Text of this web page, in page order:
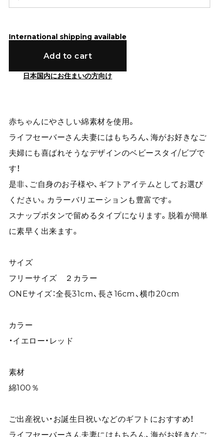
International shipping available
Add to cart
日本国内にお住まいの方向け
赤ちゃんにやさしい綿素材を使用。
ライフセーバーさん夫妻にはもちろん、海がお好きなご
夫婦にも喜ばれそうなデザインのベビースタイ/ビブで
す！
是非、ご自身のお子様や、ギフトアイテムとしてお選び
ください。カラーバリエーションも豊富です。
スナップボタンで留めるタイプになります。脱着が簡単
に素早く出来ます。
サイズ
フリーサイズ ２カラー
ONEサイズ：全長31cm、長さ16cm、横巾20cm
カラー
・イエロー・レッド
素材
綿100％
ご出産祝い・お誕生日祝いなどのギフトにおすすめ！
ライフセーバーさん夫妻にはもちろん、海がお好きなご